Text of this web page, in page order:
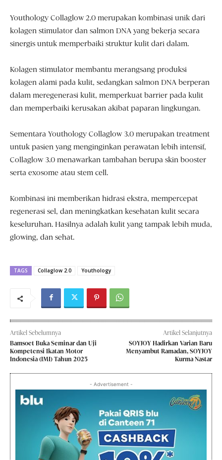
Youthology Collaglow 2.0 merupakan kombinasi unik dari
kolagen stimulator dan salmon DNA yang bekerja secara
sinergis untuk memperbaiki struktur kulit dari dalam.
Kolagen stimulator membantu merangsang produksi
kolagen alami pada kulit, sedangkan salmon DNA berperan
dalam meregenerasi kulit, memperkuat barrier pada kulit
dan memperbaiki kerusakan akibat paparan lingkungan.
Sementara Youthology Collaglow 3.0 merupakan treatment
untuk pasien yang menginginkan perawatan lebih intensif,
Collaglow 3.0 menawarkan tambahan berupa skin booster
serta exosome atau stem cell.
Kombinasi ini memberikan hidrasi ekstra, mempercepat
regenerasi sel, dan meningkatkan kesehatan kulit secara
keseluruhan. Hasilnya adalah kulit yang tampak lebih muda,
glowing, dan sehat.
TAGS Collaglow 2.0 Youthology
Artikel Sebelumnya
Bamsoet Buka Seminar dan Uji
Kompetensi Ikatan Motor
Indonesia (IMI) Tahun 2025
Artikel Selanjutnya
SOYJOY Hadirkan Varian Baru
Menyambut Ramadan, SOYJOY
Kurma Nastar
- Advertisement -